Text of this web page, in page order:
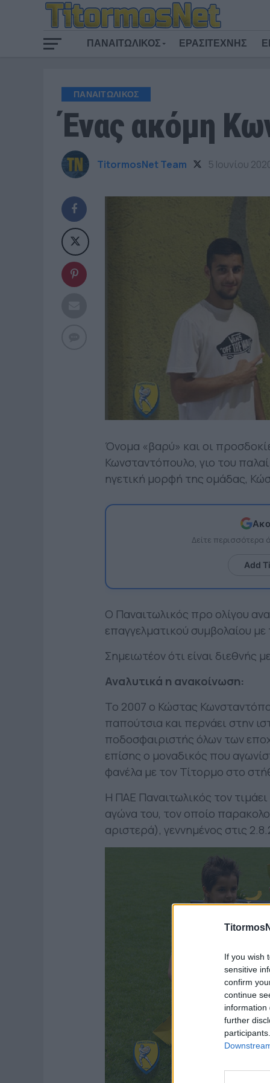
If you wish
sensitive
confirm
continue
information
further
ΠΑΝΑΙΤΩΛΙΚΟΣ ΕΡΑΣΙΤΕΧΝΗΣ
ΠΑΝΑΙΤΩΛΙΚΟΣ
Ένας ακόμη
TitormosNet Team 5 Ιουνίου
Όνομα «βαρύ» και οι
Κωνσταντόπουλο, γιο του
ηγετική μορφή της ομάδας,
Δείτε
Add
Ο Παναιτωλικός προ ολίγου
επαγγελματικού συμβολαίου
Σημειωτέον ότι είναι διεθνής
Αναλυτικά η ανακοίνωση:
Το 2007 ο Κώστας
παπούτσια και περνάει στην
ποδοσφαιριστής όλων των
επίσης ο μοναδικός που
φανέλα με τον Τίτορμο στο
Η ΠΑΕ Παναιτωλικός τον
αγώνα του, τον οποίο
αριστερά), γεννημένος στις